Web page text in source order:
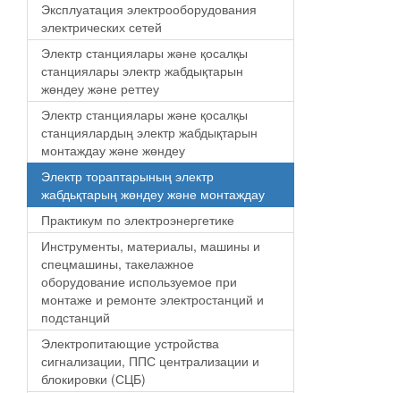
Эксплуатация электрооборудования
электрических сетей
Электр станциялары және қосалқы
станциялары электр жабдықтарын
жөндеу және реттеу
Электр станциялары және қосалқы
станциялардың электр жабдықтарын
монтаждау және жөндеу
Электр тораптарының электр
жабдьқтарың жөндеу және монтаждау
Практикум по электроэнергетике
Инструменты, материалы, машины и
спецмашины, такелажное
оборудование используемое при
монтаже и ремонте электростанций и
подстанций
Электропитающие устройства
сигнализации, ППС централизации и
блокировки (СЦБ)